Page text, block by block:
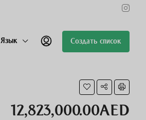
Язык Создать список
12,823,000.00AED